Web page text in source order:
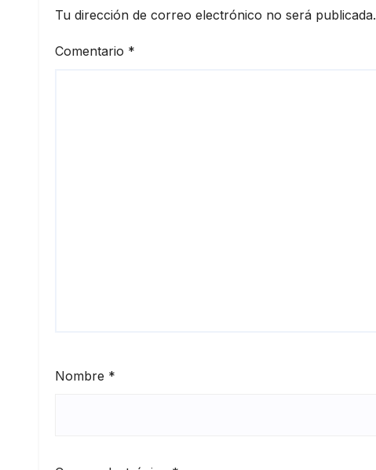
Tu dirección de correo electrónico no será publicada.
Comentario *
Nombre *